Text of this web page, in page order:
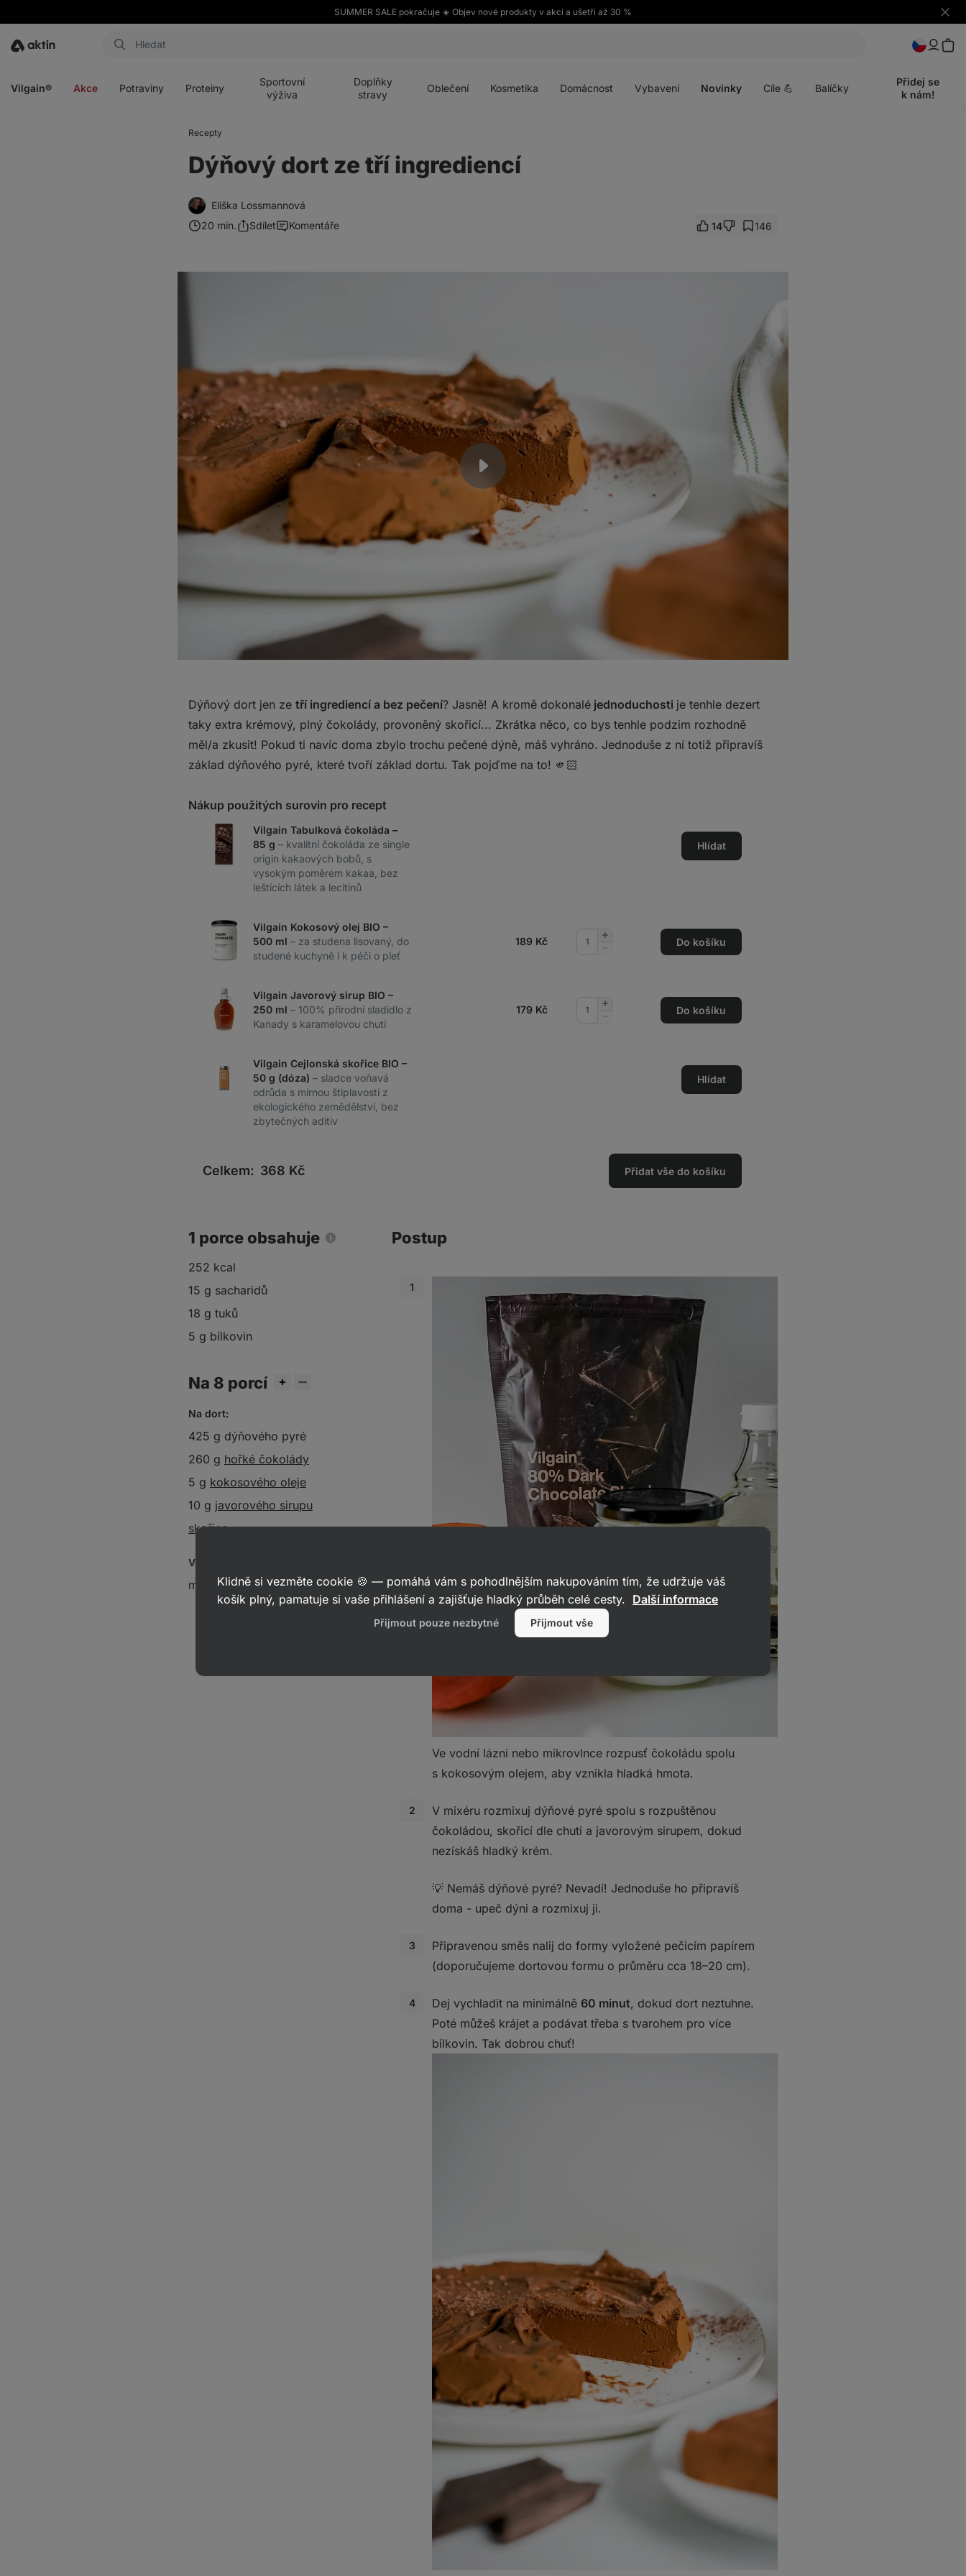
SUMMER SALE pokračuje ☀️ Objev nové produkty v akci a ušetři až 30 %
Skrýt
Aktin
Vilgain® Akce Potraviny Proteiny
Sportovní
výživa
Doplňky
stravy
Oblečení Kosmetika Domácnost Vybavení Novinky Cíle 💪 Balíčky
Přidej se
k nám!
Recepty
Dýňový dort ze tří ingrediencí
Eliška Lossmannová
20 min.
Sdílet Komentáře 14 146
Dýňový dort jen ze tří ingrediencí a bez pečení? Jasně! A kromě dokonalé jednoduchosti je tenhle dezert
taky extra krémový, plný čokolády, provoněný skořicí... Zkrátka něco, co bys tenhle podzim rozhodně
měl/a zkusit! Pokud ti navíc doma zbylo trochu pečené dýně, máš vyhráno. Jednoduše z ní totiž připravíš
základ dýňového pyré, které tvoří základ dortu. Tak pojďme na to! 🫵🏻
Nákup použitých surovin pro recept
Vilgain Tabulková čokoláda –
85 g – kvalitní čokoláda ze single
origin kakaových bobů, s
vysokým poměrem kakaa, bez
leštících látek a lecitinů
Hlídat
Vilgain Kokosový olej BIO –
500 ml – za studena lisovaný, do
studené kuchyně i k péči o pleť
189 Kč
Přidat
Do košíku
Vilgain Javorový sirup BIO –
250 ml – 100% přírodní sladidlo z
Kanady s karamelovou chutí
179 Kč
Přidat
Do košíku
Vilgain Cejlonská skořice BIO –
50 g (dóza) – sladce voňavá
odrůda s mírnou štiplavostí z
ekologického zemědělství, bez
zbytečných aditiv
Hlídat
Celkem: 368 Kč Přidat vše do košíku
1 porce obsahuje
252 kcal
15 g sacharidů
18 g tuků
5 g bílkovin
Na 8 porcí
Na dort:
425 g dýňového pyré
260 g hořké čokolády
5 g kokosového oleje
10 g javorového sirupu
skořice
Volitelně k podávání:
měkký tvaroh
Postup
Ve vodní lázni nebo mikrovlnce rozpusť čokoládu spolu
s kokosovým olejem, aby vznikla hladká hmota.
V mixéru rozmixuj dýňové pyré spolu s rozpuštěnou
čokoládou, skořicí dle chuti a javorovým sirupem, dokud
nezískáš hladký krém.
💡 Nemáš dýňové pyré? Nevadí! Jednoduše ho připravíš
doma - upeč dýni a rozmixuj ji.
Připravenou směs nalij do formy vyložené pečicím papírem
(doporučujeme dortovou formu o průměru cca 18–20 cm).
Dej vychladit na minimálně 60 minut, dokud dort neztuhne.
Poté můžeš krájet a podávat třeba s tvarohem pro více
bílkovin. Tak dobrou chuť!
Klidně si vezměte cookie 🍪 — pomáhá vám s pohodlnějším nakupováním tím, že udržuje váš
košík plný, pamatuje si vaše přihlášení a zajišťuje hladký průběh celé cesty. Další informace
Přijmout pouze nezbytné Přijmout vše